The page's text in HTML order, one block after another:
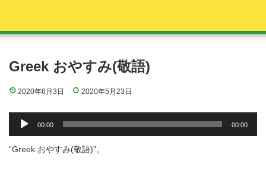
Greek おやすみ(敬語)
2020年6月3日 2020年5月23日
プ
00:00 00:00
“Greek おやすみ(敬語)”。